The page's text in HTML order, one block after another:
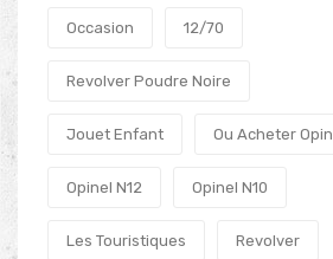
Occasion 12/70
Revolver Poudre Noire
Jouet Enfant Ou Acheter
Opinel N12 Opinel N10
Les Touristiques Revolver